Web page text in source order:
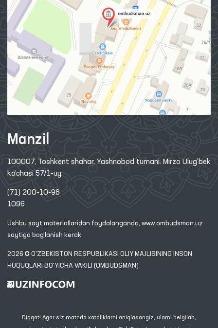
Manzil
100007, Toshkent shahar, Yashnobod tumani. Mirzo Ulug‘bek
ko‘chasi 57/1-uy
(71) 200-10-96
1096
Ushbu sayt materiallaridan foydalanganda, www.ombudsman.uz
saytiga bog'lanish kerak
2026 © O'ZBEKISTON RESPUBLIKASI OLIY MAJLISINING INSON
HUQUQLARI BO'YICHA VAKILI (OMBUDSMAN)
Diqqat! Agar siz matnda xatoliklarni aniqlasangiz, ularni belgilab,